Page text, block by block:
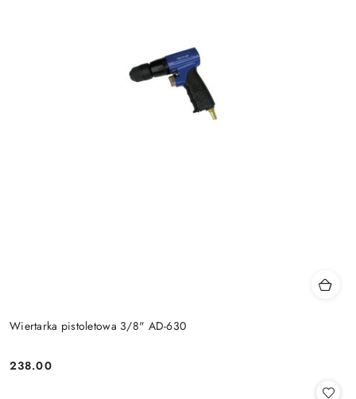
Wiertarka pistoletowa 3/8" AD-630
Cena:
238.00